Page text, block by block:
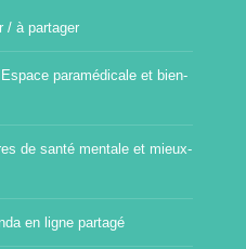
/ à partager
paramédicale et bien-
de santé mentale et mieux-
en ligne partagé